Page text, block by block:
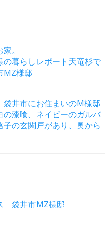
。
暮らしレポート天竜杉で
MZ様邸
井市にお住まいのM様邸
漆喰、ネイビーのガルバ
の玄関戸があり、奥から
袋井市MZ様邸